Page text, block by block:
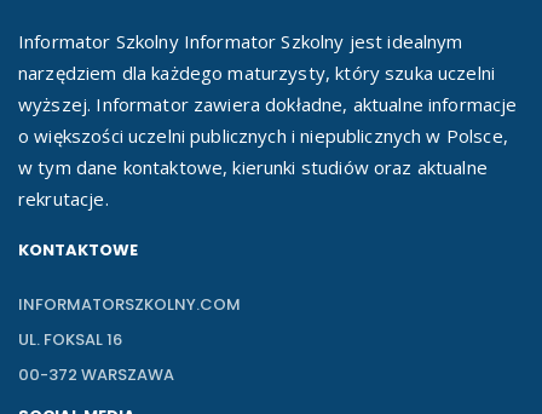
Informator Szkolny Informator Szkolny jest idealnym
narzędziem dla każdego maturzysty, który szuka uczelni
wyższej. Informator zawiera dokładne, aktualne informacje
o większości uczelni publicznych i niepublicznych w Polsce,
w tym dane kontaktowe, kierunki studiów oraz aktualne
rekrutacje.
KONTAKTOWE
INFORMATORSZKOLNY.COM
UL. FOKSAL 16
00-372 WARSZAWA